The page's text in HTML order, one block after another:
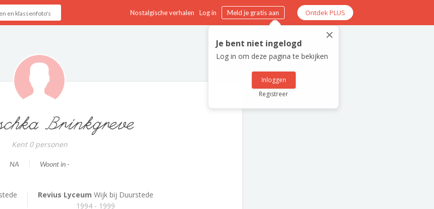
Nostalgische verhalen Log in Meld je gratis aan Ontdek PLUS
×
Je bent niet ingelogd
Log in om deze pagina te bekijken
Inloggen
Registreer
Brinkgreve
Kent 0 personen
NA Woont in -
Revius LyceumWijk bij Duurstede
1994 - 1999